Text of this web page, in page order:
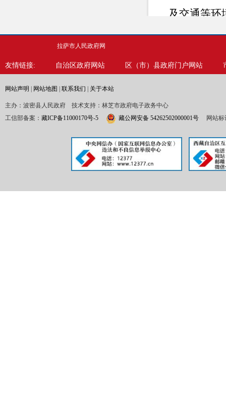
及交通等环
（联系
拉萨市人民政府网
友情链接: 自治区政府网站 区（市）县政府门户网站
网站声明 网站地图 联系我们 关于本站
主办：波密县人民政府 技术支持：林芝市政府电子政务中心
工信部备案： 藏ICP备11000170号-5 藏公网安备 54262502000001号 网站标